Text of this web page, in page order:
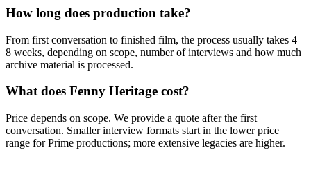
How long does production take?
From first conversation to finished film, the process usually takes 4–
8 weeks, depending on scope, number of interviews and how much
archive material is processed.
What does Fenny Heritage cost?
Price depends on scope. We provide a quote after the first
conversation. Smaller interview formats start in the lower price
range for Prime productions; more extensive legacies are higher.